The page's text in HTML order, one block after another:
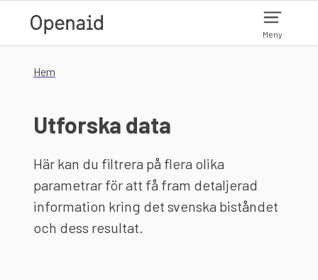
Meny
Hem
Utforska data
Här kan du filtrera på flera olika
parametrar för att få fram detaljerad
information kring det svenska biståndet
och dess resultat.